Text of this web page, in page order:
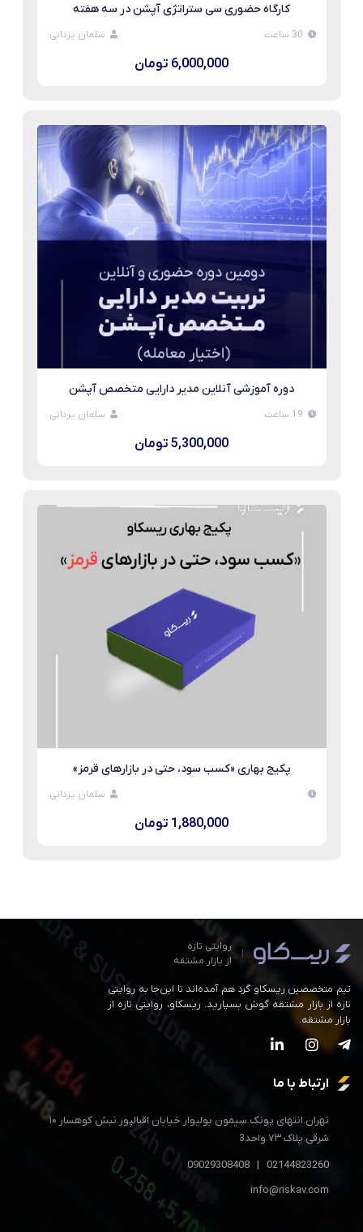
کارگاه حضوری سی ستراتژی آپشن در سه هفته
30 ساعت سلمان یزدانی
6,000,000 تومان
دوره آموزشی آنلاین مدیر دارایی متخصص آپشن
19 ساعت سلمان یزدانی
5,300,000 تومان
پکیج بهاری «کسب سود، حتی در بازارهای قرمز»
سلمان یزدانی
1,880,000 تومان
|
روایتی تازه
از بازار مشتقه
تیم متخصصین ریسکاو گرد هم آمده‌اند تا این‌جا به روایتی
تازه از بازار مشتقه گوش بسپارید. ریسکاو، روایتی تازه از
بازار مشتقه.
ارتباط با ما
تهران.انتهای پونک.سیمون بولیوار.خیابان اقبالپور.نبش کوهسار ۱۰
شرقی.پلاک ۷۳.واحد3
02144823260
|
info@riskav.com